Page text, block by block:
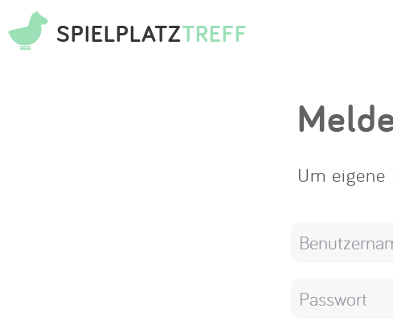
SPIELPLATZTREFF
Um